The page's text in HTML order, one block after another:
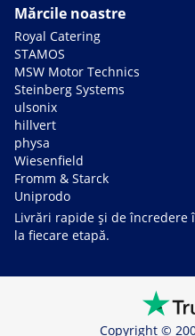
Mărcile noastre
Royal Catering
STAMOS
MSW Motor Technics
Steinberg Systems
ulsonix
hillvert
physa
Wiesenfield
Fromm & Starck
Uniprodo
Livrări rapide și de încredere
la fiecare etapă.
Copyright ©